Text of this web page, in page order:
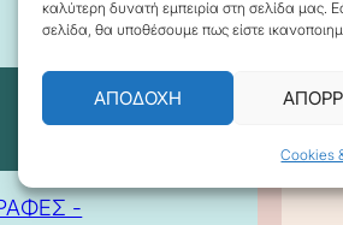
καλύτερη δυνατή εμπειρία στη σελίδα μας.
σελίδα, θα υποθέσουμε πως είστε
ΑΠΟΔΟΧΗ
Cookies
-